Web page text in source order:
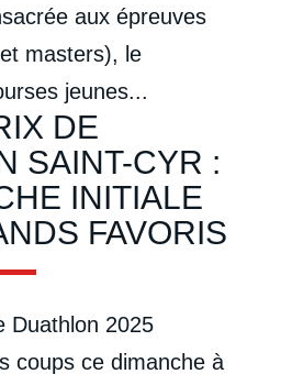
aux épreuves
masters), le
jeunes...
DE
SAINT-CYR :
INITIALE
FAVORIS
Duathlon 2025
coups ce dimanche à